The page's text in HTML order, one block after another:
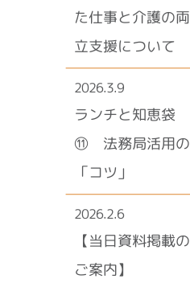
た仕事と介護の両
立支援について
2026.3.9
ランチと知恵袋
⑪ 法務局活用の
「コツ」
2026.2.6
【当日資料掲載の
ご案内】